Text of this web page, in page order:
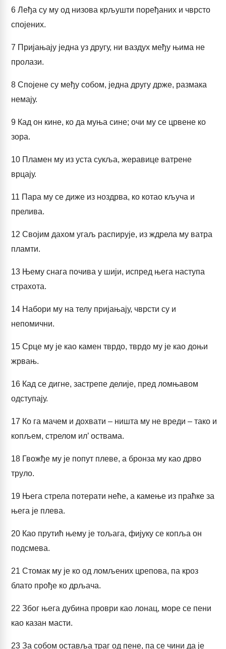
6 Леђа су му од низова крљушти поређаних и чврсто
спојених.
7 Пријањају једна уз другу, ни ваздух међу њима не
пролази.
8 Спојене су међу собом, једна другу држе, размака
немају.
9 Кад он кине, ко да муња сине; очи му се црвене ко
зора.
10 Пламен му из уста сукља, жеравице ватрене
врцају.
11 Пара му се диже из ноздрва, ко котао кључа и
прелива.
12 Својим дахом угаљ распирује, из ждрела му ватра
пламти.
13 Њему снага почива у шији, испред њега наступа
страхота.
14 Набори му на телу пријањају, чврсти су и
непомични.
15 Срце му је као камен тврдо, тврдо му је као доњи
жрвањ.
16 Кад се дигне, застрепе делије, пред ломњавом
одступају.
17 Ко га мачем и дохвати – ништа му не вреди – тако и
копљем, стрелом ил’ оствама.
18 Гвожђе му је попут плеве, а бронза му као дрво
труло.
19 Њега стрела потерати неће, а камење из праћке за
њега је плева.
20 Као прутић њему је тољага, фијуку се копља он
подсмева.
21 Стомак му је ко од ломљених црепова, па кроз
блато прође ко дрљача.
22 Због њега дубина проври као лонац, море се пени
као казан масти.
23 За собом оставља траг од пене, па се чини да је